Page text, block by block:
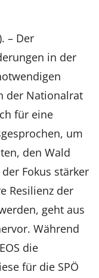
– Der
in der
der Nationalrat
für eine
um
den Wald
Fokus stärker
Resilienz der
geht aus
Während
die
für die SPÖ